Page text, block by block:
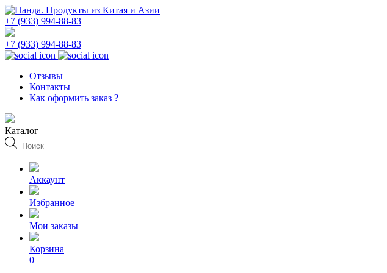
+7 (933) 994-88-83
+7 (933) 994-88-83
Отзывы
Контакты
Как оформить заказ ?
Каталог
Поиск
товаров
Аккаунт
Избранное
Мои заказы
Корзина
0